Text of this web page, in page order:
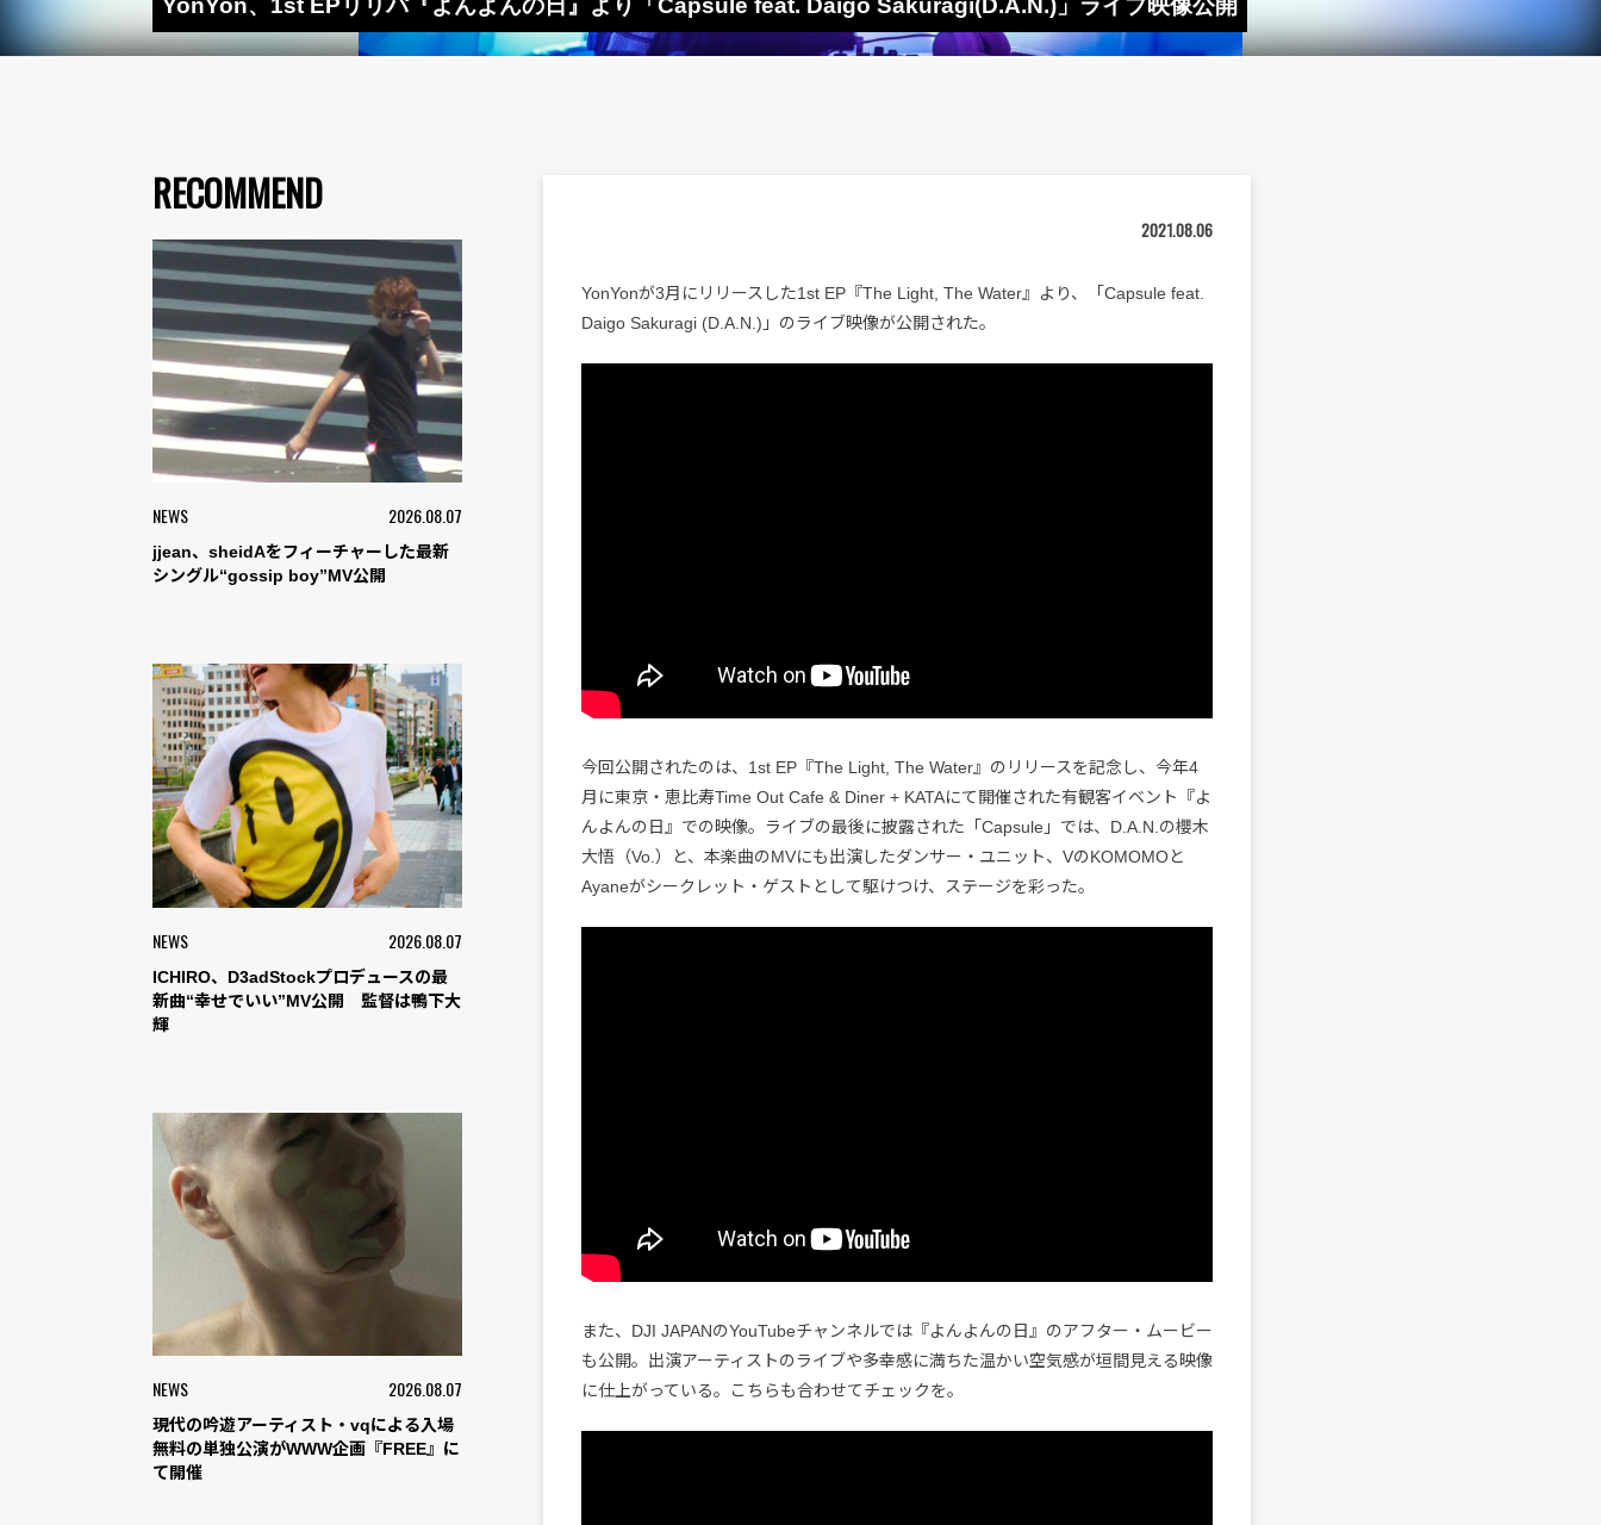
YonYon、1st EPリリパ『よんよんの日』より「Capsule feat. Daigo Sakuragi(D.A.N.)」ライブ映像公開
RECOMMEND
NEWS 2026.08.07
jjean、sheidAをフィーチャーした最新
シングル“gossip boy”MV公開
NEWS 2026.08.07
ICHIRO、D3adStockプロデュースの最
新曲“幸せでいい”MV公開 監督は鴨下大
輝
NEWS 2026.08.07
現代の吟遊アーティスト・vqによる入場
無料の単独公演がWWW企画『FREE』に
て開催
2021.08.06
YonYonが3月にリリースした1st EP『The Light, The Water』より、「Capsule feat.
Daigo Sakuragi (D.A.N.)」のライブ映像が公開された。
今回公開されたのは、1st EP『The Light, The Water』のリリースを記念し、今年4
月に東京・恵比寿Time Out Cafe & Diner + KATAにて開催された有観客イベント『よ
んよんの日』での映像。ライブの最後に披露された「Capsule」では、D.A.N.の櫻木
大悟（Vo.）と、本楽曲のMVにも出演したダンサー・ユニット、VのKOMOMOと
Ayaneがシークレット・ゲストとして駆けつけ、ステージを彩った。
また、DJI JAPANのYouTubeチャンネルでは『よんよんの日』のアフター・ムービー
も公開。出演アーティストのライブや多幸感に満ちた温かい空気感が垣間見える映像
に仕上がっている。こちらも合わせてチェックを。